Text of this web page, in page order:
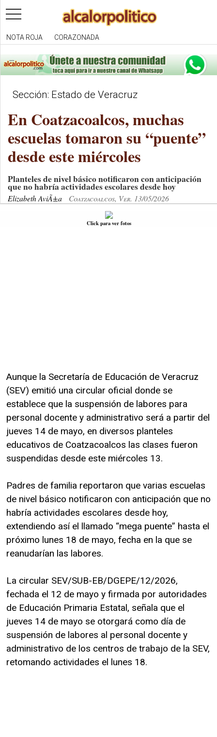
toggle
navigation
NOTA ROJA CORAZONADA
Sección: Estado de Veracruz
En Coatzacoalcos, muchas
escuelas tomaron su “puente”
desde este miércoles
Planteles de nivel básico notificaron con anticipación
que no habría actividades escolares desde hoy
Elizabeth AviÃ±a Coatzacoalcos, Ver. 13/05/2026
Click para ver fotos
Aunque la Secretaría de Educación de Veracruz
(SEV) emitió una circular oficial donde se
establece que la suspensión de labores para
personal docente y administrativo será a partir del
jueves 14 de mayo, en diversos planteles
educativos de Coatzacoalcos las clases fueron
suspendidas desde este miércoles 13.
Padres de familia reportaron que varias escuelas
de nivel básico notificaron con anticipación que no
habría actividades escolares desde hoy,
extendiendo así el llamado “mega puente” hasta el
próximo lunes 18 de mayo, fecha en la que se
reanudarían las labores.
La circular SEV/SUB-EB/DGEPE/12/2026,
fechada el 12 de mayo y firmada por autoridades
de Educación Primaria Estatal, señala que el
jueves 14 de mayo se otorgará como día de
suspensión de labores al personal docente y
administrativo de los centros de trabajo de la SEV,
retomando actividades el lunes 18.